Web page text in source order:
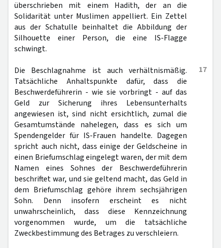
überschrieben mit einem Hadith, der an die
Solidarität unter Muslimen appelliert. Ein Zettel
aus der Schatulle beinhaltet die Abbildung der
Silhouette einer Person, die eine IS-Flagge
schwingt.
17
Die Beschlagnahme ist auch verhältnismäßig.
Tatsächliche Anhaltspunkte dafür, dass die
Beschwerdeführerin - wie sie vorbringt - auf das
Geld zur Sicherung ihres Lebensunterhalts
angewiesen ist, sind nicht ersichtlich, zumal die
Gesamtumstände nahelegen, dass es sich um
Spendengelder für IS-Frauen handelte. Dagegen
spricht auch nicht, dass einige der Geldscheine in
einen Briefumschlag eingelegt waren, der mit dem
Namen eines Sohnes der Beschwerdeführerin
beschriftet war, und sie geltend macht, das Geld in
dem Briefumschlag gehöre ihrem sechsjährigen
Sohn. Denn insofern erscheint es nicht
unwahrscheinlich, dass diese Kennzeichnung
vorgenommen wurde, um die tatsächliche
Zweckbestimmung des Betrages zu verschleiern.